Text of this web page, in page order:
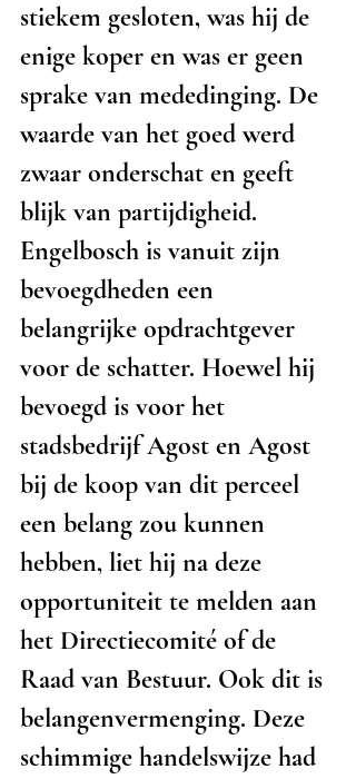
stiekem gesloten, was hij de
enige koper en was er geen
sprake van mededinging. De
waarde van het goed werd
zwaar onderschat en geeft
blijk van partijdigheid.
Engelbosch is vanuit zijn
bevoegdheden een
belangrijke opdrachtgever
voor de schatter. Hoewel hij
bevoegd is voor het
stadsbedrijf Agost en Agost
bij de koop van dit perceel
een belang zou kunnen
hebben, liet hij na deze
opportuniteit te melden aan
het Directiecomité of de
Raad van Bestuur. Ook dit is
belangenvermenging. Deze
schimmige handelswijze had